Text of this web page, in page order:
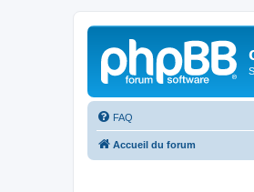
FAQ
Accueil du forum